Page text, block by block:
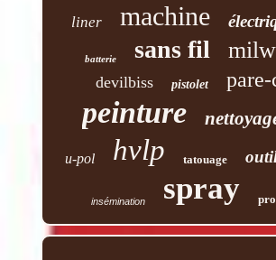
liner machine
batterie sans fil
devilbiss pistolet pare-
peinture
u-pol hvlp tatouage
insémination spray